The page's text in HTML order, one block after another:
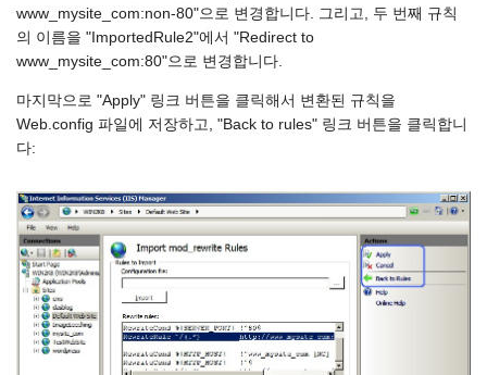
www_mysite_com:non-80"으로 변경합니다. 그리고, 두 번째 규칙
의 이름을 "ImportedRule2"에서 "Redirect to
www_mysite_com:80"으로 변경합니다.
마지막으로 "Apply" 링크 버튼을 클릭해서 변환된 규칙을
Web.config 파일에 저장하고, "Back to rules" 링크 버튼을 클릭합니
다: